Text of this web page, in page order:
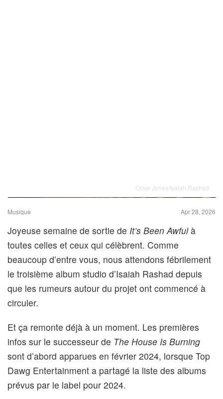
Omar Jones/Isaiah Rashad
Musique Apr 28, 2026
Joyeuse semaine de sortie de It’s Been Awfulà
toutes celles et ceux qui célèbrent. Comme
beaucoup d’entre vous, nous attendons fébrilement
le troisième album studio d’Isaiah Rashad depuis
que les rumeurs autour du projet ont commencé à
circuler.
Et ça remonte déjà à un moment. Les premières
infos sur le successeur de The House Is Burning
sont d’abord apparues en février 2024, lorsque Top
Dawg Entertainment a partagé la liste des albums
prévus par le label pour 2024.